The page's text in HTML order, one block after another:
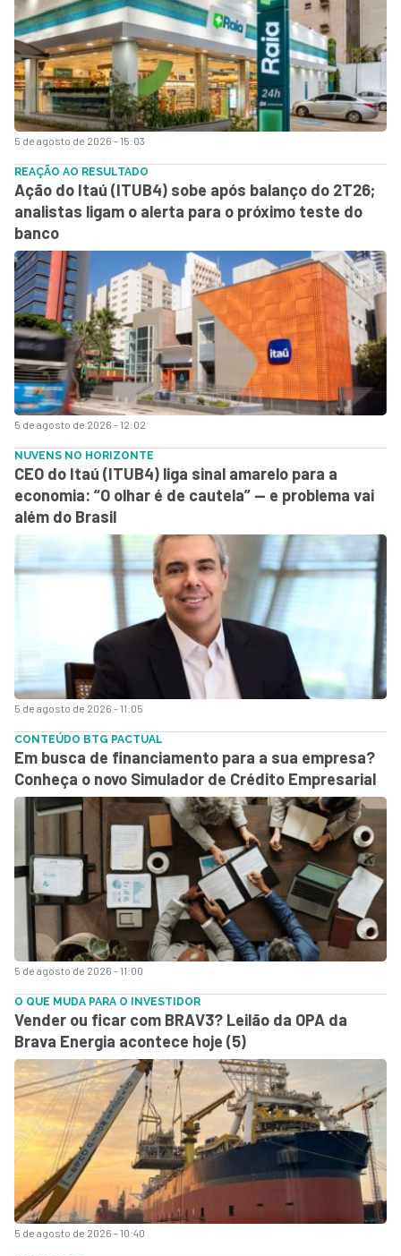
5 de agosto de 2026 - 15:03
5 de agosto de 2026 - 12:02
REAÇÃO AO RESULTADO
Ação do Itaú (ITUB4) sobe após balanço do 2T26;
analistas ligam o alerta para o próximo teste do
banco
5 de agosto de 2026 - 11:05
NUVENS NO HORIZONTE
CEO do Itaú (ITUB4) liga sinal amarelo para a
economia: “O olhar é de cautela” — e problema vai
além do Brasil
5 de agosto de 2026 - 11:00
CONTEÚDO BTG PACTUAL
Em busca de financiamento para a sua empresa?
Conheça o novo Simulador de Crédito Empresarial
5 de agosto de 2026 - 10:40
O QUE MUDA PARA O INVESTIDOR
Vender ou ficar com BRAV3? Leilão da OPA da
Brava Energia acontece hoje (5)